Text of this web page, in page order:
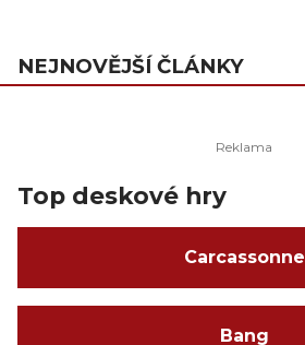
NEJNOVĚJŠÍ ČLÁNKY
Top deskové hry
Carcassonne
Bang